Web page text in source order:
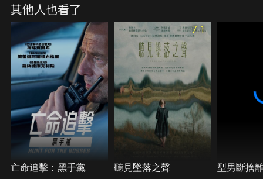
母親的日子裡，生疏又語言不通的兩人眼看就要破
冰，但男孩的天真，卻引發一場無法收拾的意外…
其他人也看了
亡命追擊：黑手黨
7.1
聽見墜落之聲 型男斷捨